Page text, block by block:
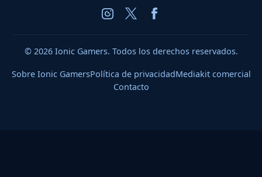
© 2026 Ionic Gamers. Todos los derechos reservados.
Sobre Ionic GamersPolítica de privacidadMediakit comercial
Contacto